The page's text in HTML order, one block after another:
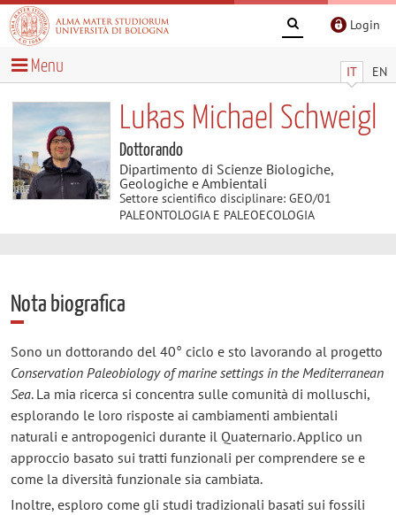
Login
IT EN
Menu
Lukas Michael Schweigl
Dottorando
Dipartimento di Scienze Biologiche,
Geologiche e Ambientali
Settore scientifico disciplinare: GEO/01
PALEONTOLOGIA E PALEOECOLOGIA
Nota biografica
Sono un dottorando del 40° ciclo e sto lavorando al progetto
Conservation Paleobiology of marine settings in the Mediterranean
Sea. La mia ricerca si concentra sulle comunità di molluschi,
esplorando le loro risposte ai cambiamenti ambientali
naturali e antropogenici durante il Quaternario. Applico un
approccio basato sui tratti funzionali per comprendere se e
come la diversità funzionale sia cambiata.
Inoltre, esploro come gli studi tradizionali basati sui fossili